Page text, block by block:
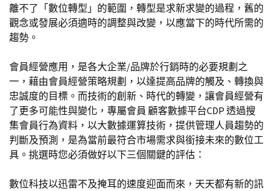
離不了「數位轉型」的範圍，轉型是求新求變的過程，舊的
觀念或發展必須適時的調整與改變，以應當下的時代所需的
趨勢。
會員經營應用，是各大企業/品牌於行銷時的必要規劃之
一，藉由會員經營策略規劃，以達提高品牌的觸及、轉換與
忠誠度的目標。而技術的創新、時代的轉變，讓會員經營有
了更多可能性與變化，專屬會員 顧客數據平台CDP 透過搜
集會員行為資料，以大數據運算技術，提供管理人員趨勢的
判斷及預測，是為當前最符合市場需求與銜接未來的數位工
具。挑選時您必須做好以下三個關鍵的評估：
數位科技以迅雷不及掩耳的速度迎面而來，天天都有新的訊